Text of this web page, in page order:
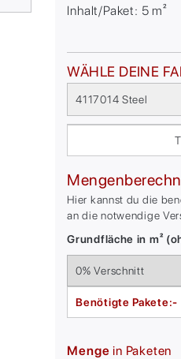
Inhalt/Paket: 5 m²
WÄHLE DEINE
4117014 Steel
Hier kannst du die
an die notwendige
Grundfläche in m²
Benötigte Pakete:-
Menge in Paketen